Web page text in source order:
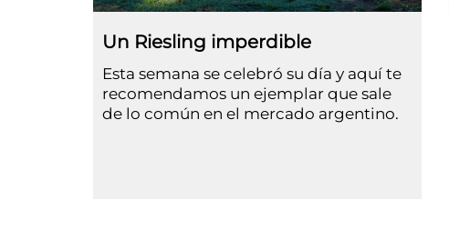
Un Riesling imperdible
Esta semana se celebró su día y aquí te
recomendamos un ejemplar que sale
de lo común en el mercado argentino.